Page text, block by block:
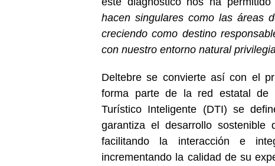
hacen singulares como las áreas
creciendo como destino
con nuestro entorno natural
Deltebre se convierte así con el
forma parte de la red estatal de
Turístico Inteligente (DTI) se
garantiza el desarrollo sostenible
facilitando la interacción e
incrementando la calidad de su